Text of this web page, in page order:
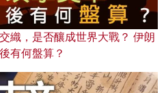
織，是否釀成世界大戰？ 伊朗
有何盤算？